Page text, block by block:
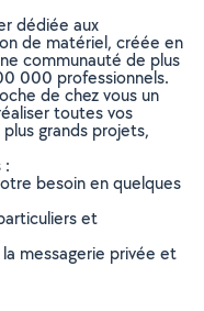
dédiée aux
de matériel, créée en
communauté de plus
000 professionnels.
de chez vous un
toutes vos
grands projets,
:
besoin en quelques
et
messagerie privée et